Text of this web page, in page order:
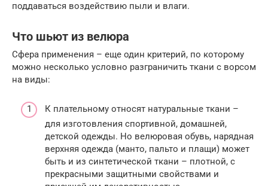
поддаваться воздействию пыли и влаги.
Что шьют из велюра
Сфера применения – еще один критерий, по которому
можно несколько условно разграничить ткани с ворсом
на виды:
К плательному относят натуральные ткани –
для изготовления спортивной, домашней,
детской одежды. Но велюровая обувь, нарядная
верхняя одежда (манто, пальто и плащи) может
быть и из синтетической ткани – плотной, с
прекрасными защитными свойствами и